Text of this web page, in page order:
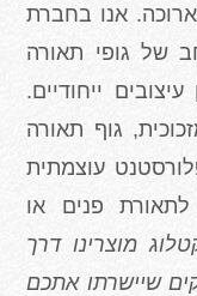
אנו בחברת
של גופי תאורה
ייחודיים.
גוף תאורה
עוצמתית
פנים או
מוצרינו דרך
שיישרתו אתכם